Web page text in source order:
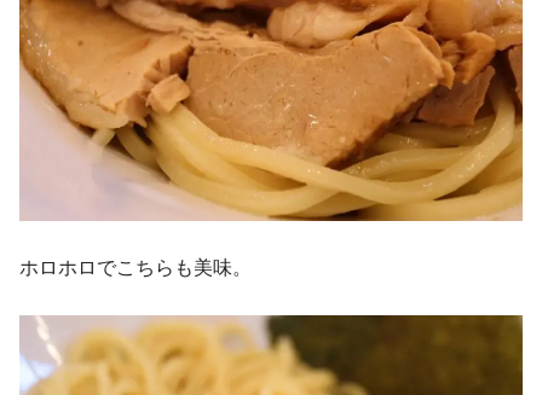
ホロホロでこちらも美味。